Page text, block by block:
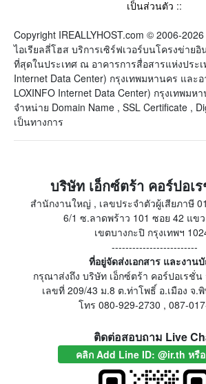
เป็นส่วนตัว ::
Copyright IREALLYHOST.com © 2006-
ไอเรียลลี่โฮส บริการเซิร์ฟเวอร์บนโครงข่ายอิ
ที่สุดในประเทศ ณ อาคารการสื่อสารแห่งประ
Internet Data Center) กรุงเทพมหานคร และ
LOXINFO Internet Data Center) กรุงเทพม
จำหน่าย Domain Name , SSL Certificate ,
เป็นทางการ
บริษัท เอ็กซ์ตร้า คอร์ปอเ
สำนักงานใหญ่ , เลขประจำตัวผู้เสียภาษี
6/1 ซ.ลาดพร้าว 101 ซอย 42 แข
เขตบางกะปิ กรุงเทพฯ
-------------------------
ที่อยู่จัดส่งเอกสาร และงาน
กรุณาส่งถึง บริษัท เอ็กซ์ตร้า คอร์ปอเรชั่
เลขที่ 209/43 ม.8 ต.ท่าโพธิ์ อ.เมือง จ.
โทร 080-929-2730 , 087-
ติดต่อสอบถาม Live
คลิก Add Line ID: @ir.th หรื